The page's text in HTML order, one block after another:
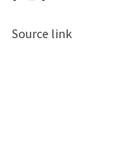
Source link